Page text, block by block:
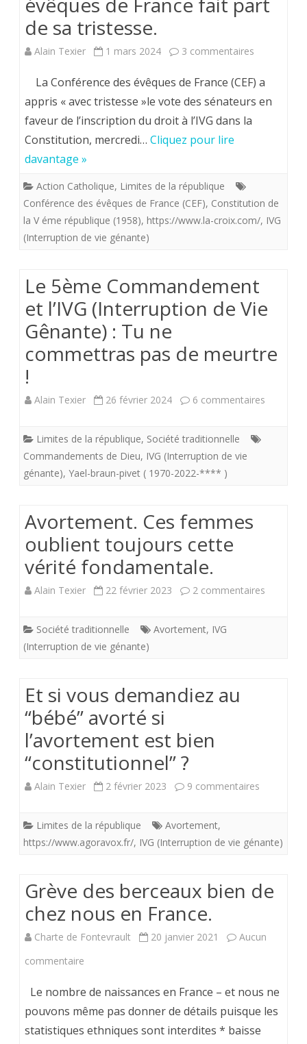
de sa tristesse.
Alain Texier 1 mars 2024 3 commentaires
Interruption
Conférence
de
France
part
tristesse.
La Conférence des évêques de France (CEF) a
appris « avec tristesse »le vote des sénateurs en
faveur de l’inscription du droit à l’IVG dans la
Constitution, mercredi… Cliquez pour lire
davantage »
Action Catholique, Limites de la république
Conférence des évêques de France (CEF), Constitution de
la V éme république (1958), https://www.la-croix.com/, IVG
(Interruption de vie génante)
Le 5ème Commandement
et l’IVG (Interruption de Vie
Gênante) : Tu ne
commettras pas de meurtre
!
Alain Texier 26 février 2024 6 commentaires
Limites de la république, Société traditionnelle
Commandements de Dieu, IVG (Interruption de vie
génante), Yael-braun-pivet ( 1970-2022-**** )
Avortement. Ces femmes
oublient toujours cette
vérité fondamentale.
Alain Texier 22 février 2023 2 commentaires
Société traditionnelle Avortement, IVG
(Interruption de vie génante)
Et si vous demandiez au
“bébé” avorté si
l’avortement est bien
“constitutionnel” ?
Alain Texier 2 février 2023 9 commentaires
demandiez
est
Limites de la république Avortement,
https://www.agoravox.fr/, IVG (Interruption de vie génante)
Grève des berceaux bien de
chez nous en France.
Charte de Fontevrault 20 janvier 2021
Aucun
commentaire
des
berceaux
Le nombre de naissances en France – et nous ne
pouvons même pas donner de détails puisque les
statistiques ethniques sont interdites * baisse